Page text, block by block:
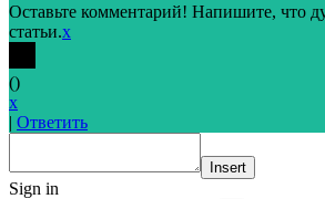
Оставьте комментарий! Напишите, что
статьи.x
()
x
| Ответить
Insert
Sign in